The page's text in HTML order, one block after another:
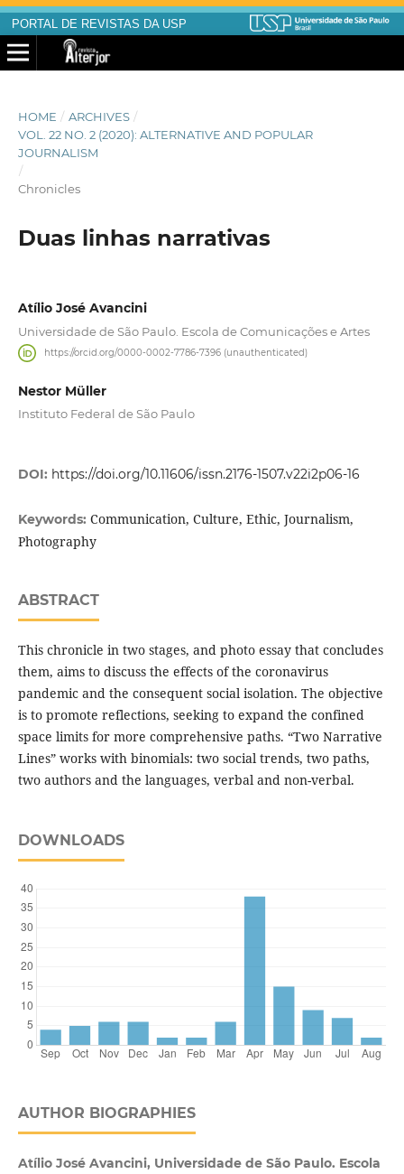
PORTAL DE REVISTAS DA USP
HOME / ARCHIVES /
VOL. 22 NO. 2 (2020): ALTERNATIVE AND POPULAR
JOURNALISM
/
Chronicles
Duas linhas narrativas
Atílio José Avancini
Universidade de São Paulo. Escola de Comunicações e Artes
https://orcid.org/0000-0002-7786-7396 (unauthenticated)
Nestor Müller
Instituto Federal de São Paulo
DOI: https://doi.org/10.11606/issn.2176-1507.v22i2p06-16
Keywords: Communication, Culture, Ethic, Journalism,
Photography
ABSTRACT
This chronicle in two stages, and photo essay that concludes
them, aims to discuss the effects of the coronavirus
pandemic and the consequent social isolation. The objective
is to promote reflections, seeking to expand the confined
space limits for more comprehensive paths. “Two Narrative
Lines” works with binomials: two social trends, two paths,
two authors and the languages, verbal and non-verbal.
DOWNLOADS
AUTHOR BIOGRAPHIES
Atílio José Avancini, Universidade de São Paulo. Escola